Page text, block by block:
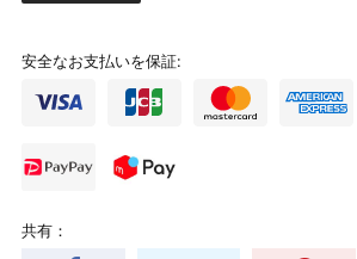
安全なお支払いを保証:
共有：